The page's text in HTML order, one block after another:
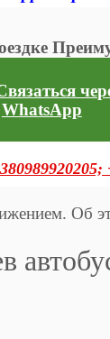
WhatsApp
Об